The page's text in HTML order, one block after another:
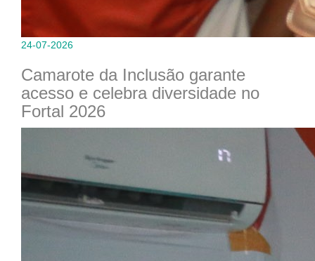
24-07-2026
Camarote da Inclusão garante
acesso e celebra diversidade no
Fortal 2026